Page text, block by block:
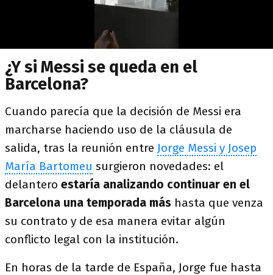
¿Y si Messi se queda en el
Barcelona?
Cuando parecía que la decisión de Messi era
marcharse haciendo uso de la cláusula de
salida, tras la reunión entre Jorge Messi y Josep
María Bartomeu surgieron novedades: el
delantero estaría analizando continuar en el
Barcelona una temporada más hasta que venza
su contrato y de esa manera evitar algún
conflicto legal con la institución.
En horas de la tarde de España, Jorge fue hasta